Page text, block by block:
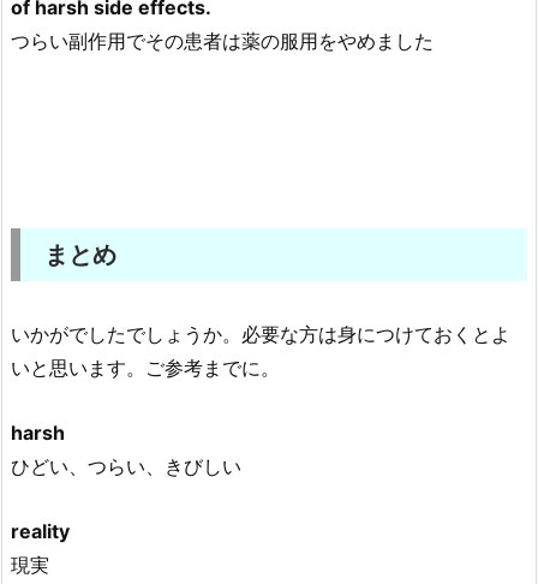
of harsh side effects.
つらい副作用でその患者は薬の服用をやめました
まとめ
いかがでしたでしょうか。必要な方は身につけておくとよ
いと思います。ご参考までに。
harsh
ひどい、つらい、きびしい
reality
現実